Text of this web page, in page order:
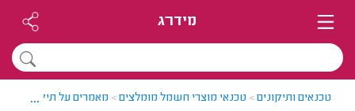
מידרג
טכנאים ותיקונים> טכנאי מוצרי חשמל מומלצים> מאמרים על תיקוני
...